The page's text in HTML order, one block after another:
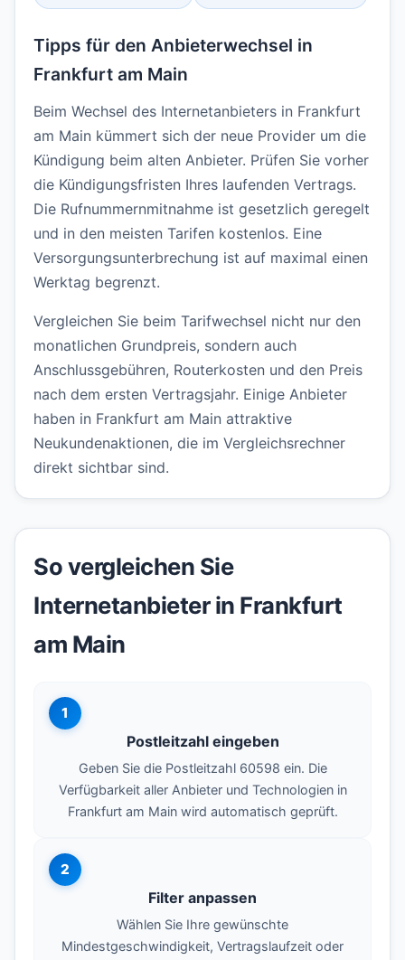
Tipps für den Anbieterwechsel in
Frankfurt am Main
Beim Wechsel des Internetanbieters in Frankfurt
am Main kümmert sich der neue Provider um die
Kündigung beim alten Anbieter. Prüfen Sie vorher
die Kündigungsfristen Ihres laufenden Vertrags.
Die Rufnummernmitnahme ist gesetzlich geregelt
und in den meisten Tarifen kostenlos. Eine
Versorgungsunterbrechung ist auf maximal einen
Werktag begrenzt.
Vergleichen Sie beim Tarifwechsel nicht nur den
monatlichen Grundpreis, sondern auch
Anschlussgebühren, Routerkosten und den Preis
nach dem ersten Vertragsjahr. Einige Anbieter
haben in Frankfurt am Main attraktive
Neukundenaktionen, die im Vergleichsrechner
direkt sichtbar sind.
So vergleichen Sie
Internetanbieter in Frankfurt
am Main
1
Postleitzahl eingeben
Geben Sie die Postleitzahl 60598 ein. Die
Verfügbarkeit aller Anbieter und Technologien in
Frankfurt am Main wird automatisch geprüft.
2
Filter anpassen
Wählen Sie Ihre gewünschte
Mindestgeschwindigkeit, Vertragslaufzeit oder